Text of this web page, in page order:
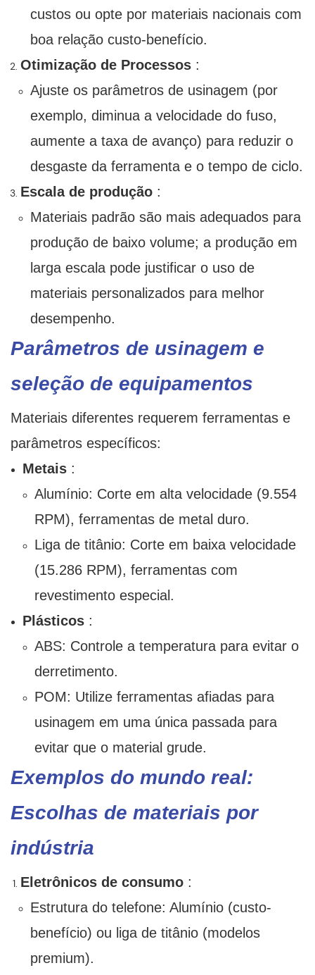
custos ou opte por materiais nacionais com
boa relação custo-benefício.
Otimização de Processos :
Ajuste os parâmetros de usinagem (por
exemplo, diminua a velocidade do fuso,
aumente a taxa de avanço) para reduzir o
desgaste da ferramenta e o tempo de ciclo.
Escala de produção :
Materiais padrão são mais adequados para
produção de baixo volume; a produção em
larga escala pode justificar o uso de
materiais personalizados para melhor
desempenho.
Parâmetros de usinagem e
seleção de equipamentos
Materiais diferentes requerem ferramentas e
parâmetros específicos:
Metais:
Alumínio: Corte em alta velocidade (9.554
RPM), ferramentas de metal duro.
Liga de titânio: Corte em baixa velocidade
(15.286 RPM), ferramentas com
revestimento especial.
Plásticos:
ABS: Controle a temperatura para evitar o
derretimento.
POM: Utilize ferramentas afiadas para
usinagem em uma única passada para
evitar que o material grude.
Exemplos do mundo real:
Escolhas de materiais por
indústria
Eletrônicos de consumo :
Estrutura do telefone: Alumínio (custo-
benefício) ou liga de titânio (modelos
premium).